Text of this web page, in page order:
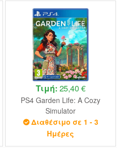
Τιμή: 25,40 €
PS4 Garden Life: A Cozy
Simulator
Διαθέσιμο σε 1 - 3
Ημέρες